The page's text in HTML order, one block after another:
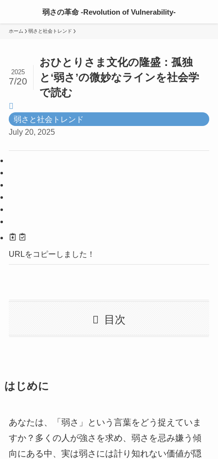
弱さの革命 -Revolution of Vulnerability-
ホーム 弱さと社会トレンド
おひとりさま文化の隆盛：孤独
と‘弱さ’の微妙なラインを社会学
で読む
2025
7/20
弱さと社会トレンド
July 20, 2025
URLをコピーしました！
目次
はじめに
あなたは、「弱さ」という言葉をどう捉えていま
すか？多くの人が強さを求め、弱さを忌み嫌う傾
向にある中、実は弱さには計り知れない価値が隠